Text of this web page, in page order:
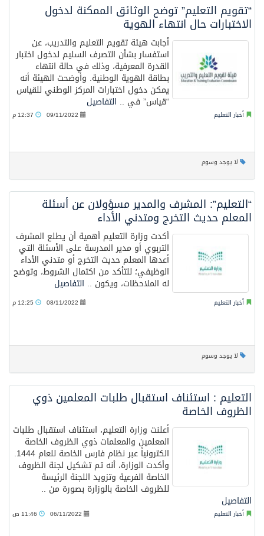
“تقويم التعليم” توضح الوثائق الممكنة لدخول
الاختبارات حال انتهاء الهوية
أجابت هيئة تقويم التعليم والتدريب، عن
استفسار بشأن التصرف السليم لدخول اختبار
القدرة المعرفية، وذلك في حالة انتهاء
بطاقة الهوية الوطنية. وأوضحت الهيئة أنه
يمكن دخول اختبارات المركز الوطني للقياس
“قياس” في .. التفاصيل
أخبار التعليم 09/11/2022
لا يوجد وسوم
“التعليم”: المشرف والمدير مسؤولان عن أسئلة
المعلم حديث التخرج ومتدني الأداء
أكدت وزارة التعليم أهمية أن يطلع المشرف
التربوي أو مدير المدرسة على الأسئلة التي
أعدها المعلم حديث التخرج أو متدني الأداء
الوظيفي؛ للتأكد من اكتمال الشروط، وتوضح
له الملاحظات، ويكون .. التفاصيل
أخبار التعليم 08/11/2022
لا يوجد وسوم
التعليم : استئناف استقبال طلبات المعلمين ذوي
الظروف الخاصة
أعلنت وزارة التعليم، استئناف استقبال طلبات
المعلمين والمعلمات ذوي الظروف الخاصة
الكترونياً عبر نظام فارس الخاصة للعام 1444.
وأكدت الوزارة، أنه تم تشكيل لجنة الظروف
الخاصة الفرعية وتزويد اللجنة الرئيسة
للظروف الخاصة بالوزارة بصورة من ..
التفاصيل
أخبار التعليم 06/11/2022